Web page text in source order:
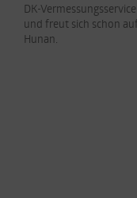
DK-
und freut sich schon
Hunan.